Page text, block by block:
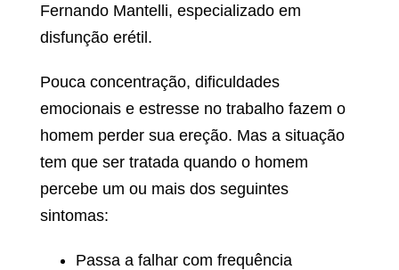
Fernando Mantelli, especializado em
disfunção erétil.
Pouca concentração, dificuldades
emocionais e estresse no trabalho fazem o
homem perder sua ereção. Mas a situação
tem que ser tratada quando o homem
percebe um ou mais dos seguintes
sintomas:
Passa a falhar com frequência